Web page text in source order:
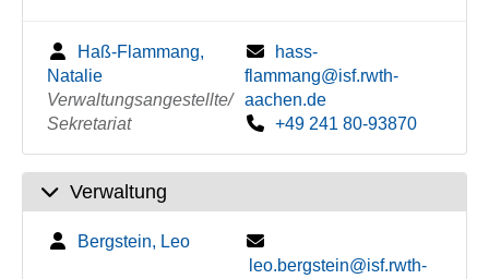
Haß-Flammang,
Natalie
Verwaltungsangestellte/
Sekretariat
hass-
flammang@isf.rwth-
aachen.de
+49 241 80-93870
Verwaltung
Bergstein, Leo
leo.bergstein@isf.rwth-